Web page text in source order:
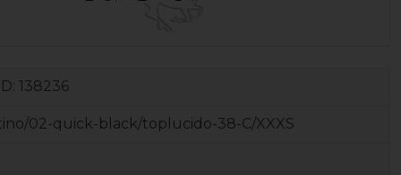
138236
02-quick-black/toplucido-38-C/XXXS